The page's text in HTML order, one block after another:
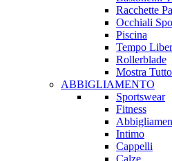
Racchette
Occhiali
Piscina
Tempo
Rollerblade
Mostra Tutto
ABBIGLIAMENTO
Sportswear
Fitness
Intimo
Cappelli